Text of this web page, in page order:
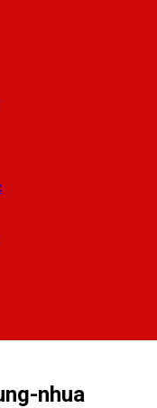
nhua